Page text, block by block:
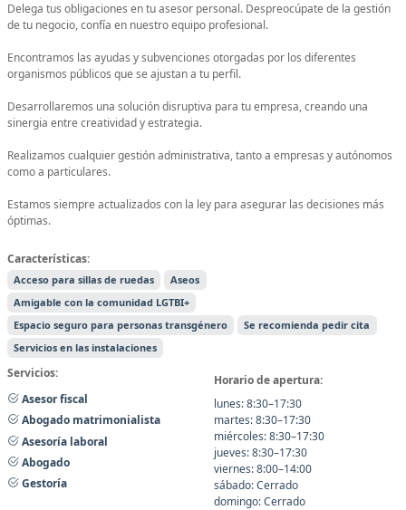
Delega tus obligaciones en tu asesor personal. Despreocúpate de la gestión
de tu negocio, confía en nuestro equipo profesional.
Encontramos las ayudas y subvenciones otorgadas por los diferentes
organismos públicos que se ajustan a tu perfil.
Desarrollaremos una solución disruptiva para tu empresa, creando una
sinergia entre creatividad y estrategia.
Realizamos cualquier gestión administrativa, tanto a empresas y autónomos
como a particulares.
Estamos siempre actualizados con la ley para asegurar las decisiones más
óptimas.
Características:
Acceso para sillas de ruedas
Aseos
Amigable con la comunidad LGTBI+
Espacio seguro para personas transgénero
Se recomienda pedir cita
Servicios en las instalaciones
Servicios:
Asesor fiscal
Abogado matrimonialista
Asesoría laboral
Abogado
Gestoría
Horario de apertura:
lunes: 8:30–17:30
martes: 8:30–17:30
miércoles: 8:30–17:30
jueves: 8:30–17:30
viernes: 8:00–14:00
sábado: Cerrado
domingo: Cerrado